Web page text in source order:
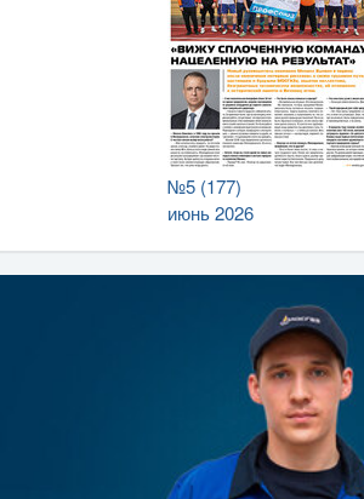
№5 (177)
июнь 2026